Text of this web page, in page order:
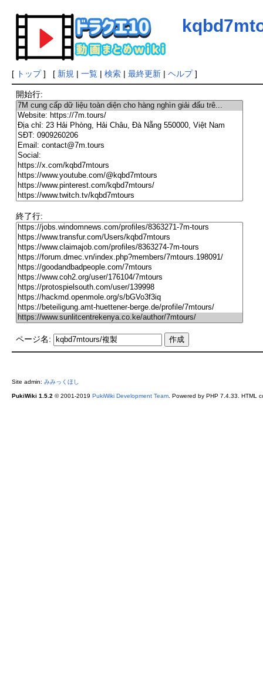
[ トップ] [ 新規 | 一覧| 検索| 最終更新| ヘルプ]
開始行:
終了行:
ページ名:
Site admin: みみっくほし
PukiWiki 1.5.2 © 2001-2019 PukiWiki Development Team. Powered by PHP 7.4.33. HTML